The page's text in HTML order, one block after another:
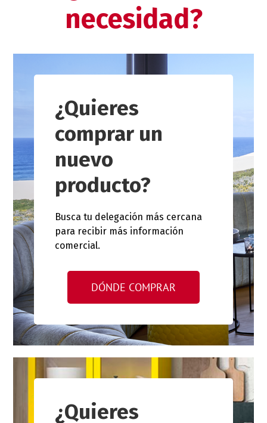
necesidad?
¿Quieres
comprar un
nuevo
producto?
Busca tu delegación más cercana
para recibir más información
comercial.
DÓNDE COMPRAR
¿Quieres